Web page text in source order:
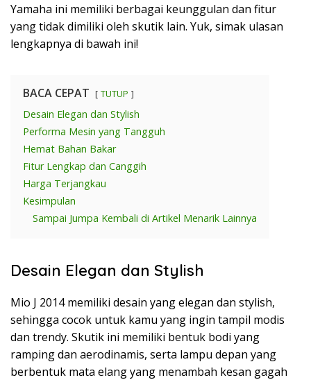
Yamaha ini memiliki berbagai keunggulan dan fitur
yang tidak dimiliki oleh skutik lain. Yuk, simak ulasan
lengkapnya di bawah ini!
BACA CEPAT TUTUP
Desain Elegan dan Stylish
Performa Mesin yang Tangguh
Hemat Bahan Bakar
Fitur Lengkap dan Canggih
Harga Terjangkau
Kesimpulan
Sampai Jumpa Kembali di Artikel Menarik Lainnya
Desain Elegan dan Stylish
Mio J 2014 memiliki desain yang elegan dan stylish,
sehingga cocok untuk kamu yang ingin tampil modis
dan trendy. Skutik ini memiliki bentuk bodi yang
ramping dan aerodinamis, serta lampu depan yang
berbentuk mata elang yang menambah kesan gagah